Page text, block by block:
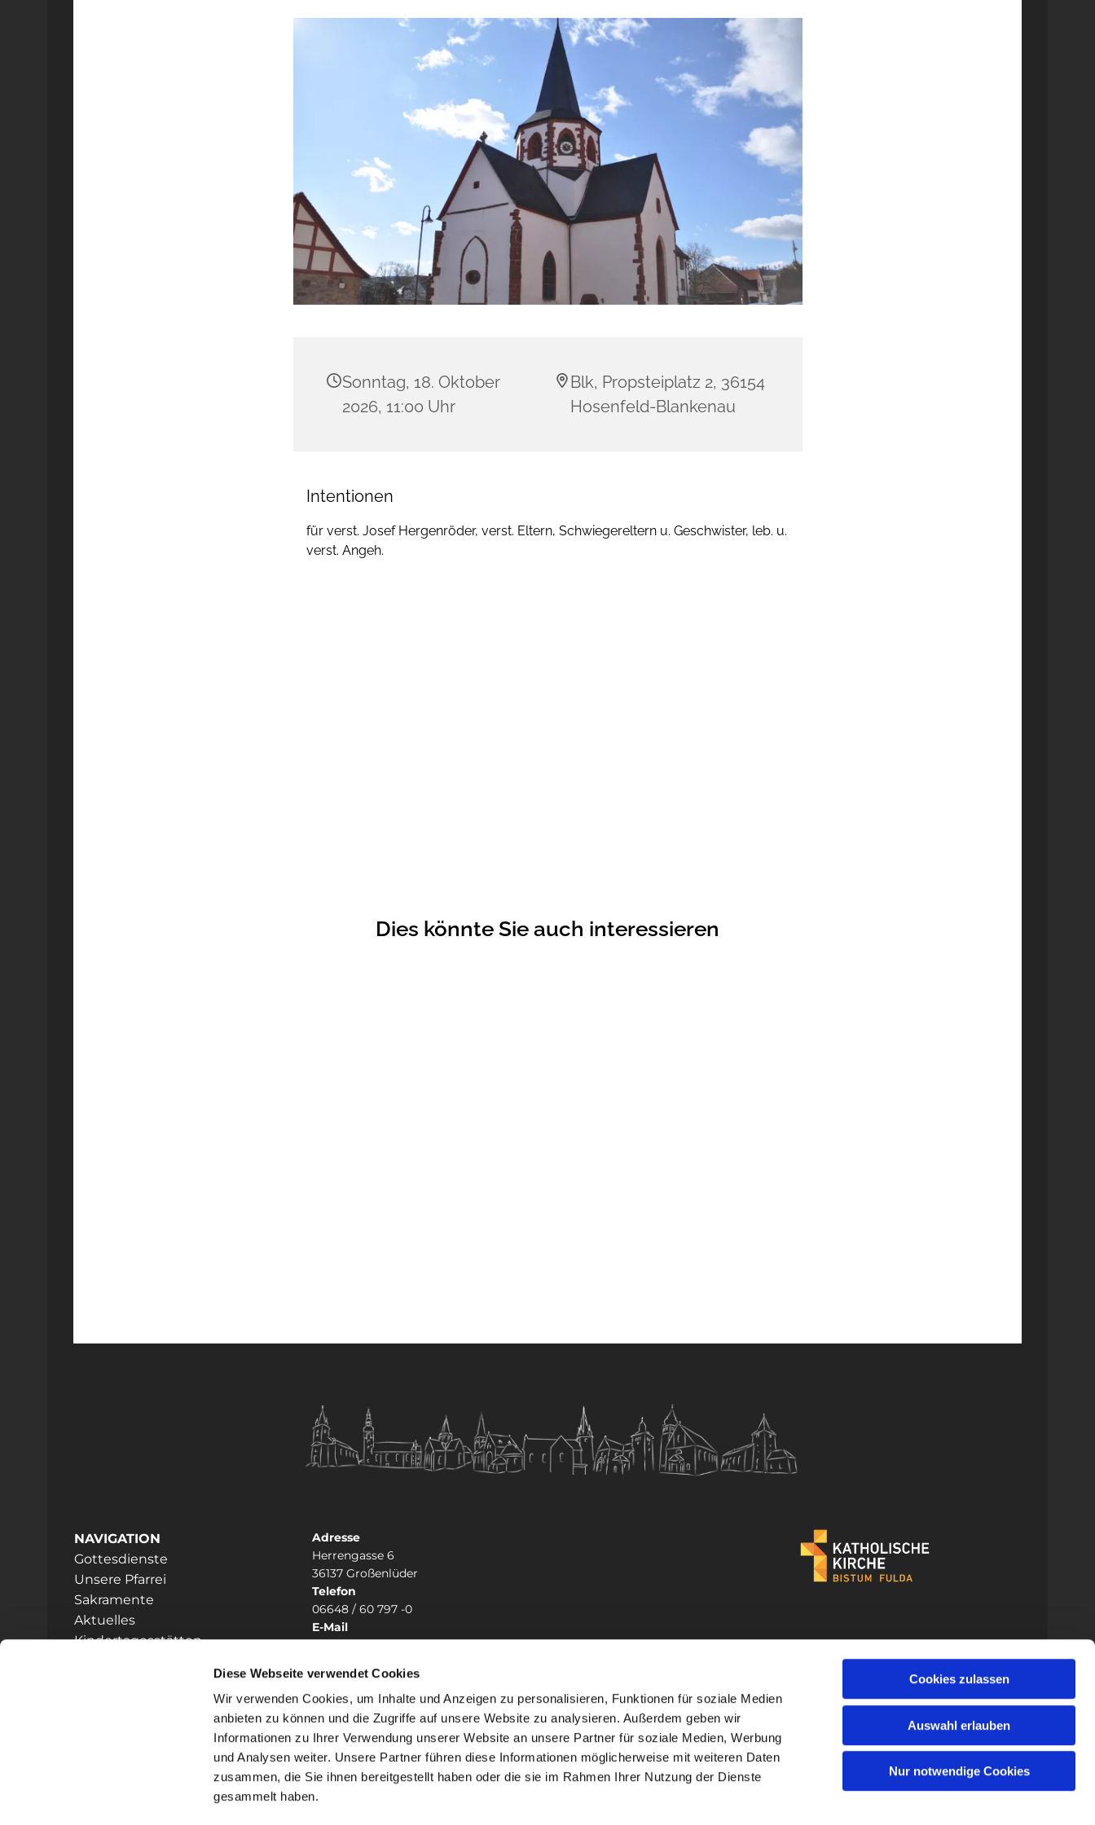
Diese Webseite verwendet Cookies
Wir verwenden Cookies, um Inhalte und Anzeigen zu personalisieren, Funktionen für soziale Medien
anbieten zu können und die Zugriffe auf unsere Website zu analysieren. Außerdem geben wir
Informationen zu Ihrer Verwendung unserer Website an unsere Partner für soziale Medien, Werbung
und Analysen weiter. Unsere Partner führen diese Informationen möglicherweise mit weiteren Daten
zusammen, die Sie ihnen bereitgestellt haben oder die sie im Rahmen Ihrer Nutzung der Dienste
gesammelt haben.
Cookies zulassen
Auswahl erlauben
Nur notwendige Cookies
Sonntag, 18. Oktober
2026, 11:00 Uhr
Blk, Propsteiplatz 2, 36154
Hosenfeld-Blankenau
Intentionen
für verst. Josef Hergenröder, verst. Eltern, Schwiegereltern u. Geschwister, leb. u.
verst. Angeh.
Dies könnte Sie auch interessieren
NAVIGATION
Gottesdienste
Unsere Pfarrei
Sakramente
Aktuelles
Kindertagesstätten
Adresse
Herrengasse 6
36137 Großenlüder
Telefon
06648 / 60 797 -0
E-Mail
heilig-kreuz.grossenlueder@bistum-fulda.de
Impressum Datenschutzerklärung ChurchDesk-Login